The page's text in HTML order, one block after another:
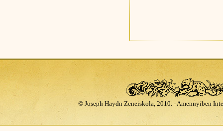
© Joseph Haydn Zeneiskola, 2010. - Amennyiben